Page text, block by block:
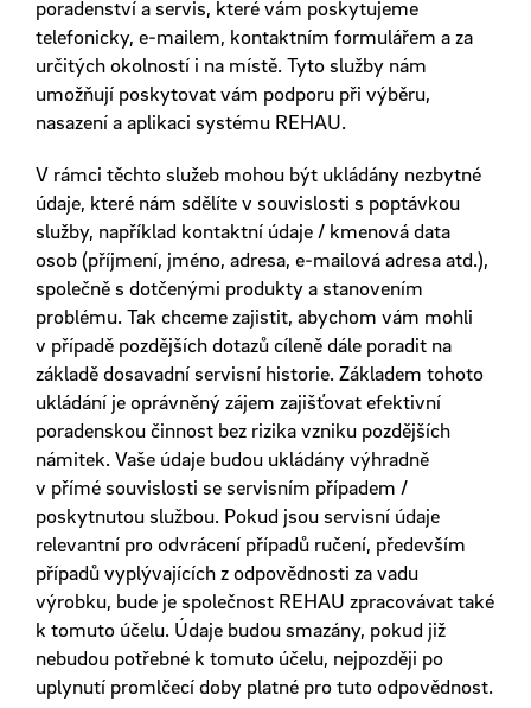
poradenství a servis, které vám poskytujeme
telefonicky, e-mailem, kontaktním formulářem a za
určitých okolností i na místě. Tyto služby nám
umožňují poskytovat vám podporu při výběru,
nasazení a aplikaci systému REHAU.
V rámci těchto služeb mohou být ukládány nezbytné
údaje, které nám sdělíte v souvislosti s poptávkou
služby, například kontaktní údaje / kmenová data
osob (příjmení, jméno, adresa, e-mailová adresa atd.),
společně s dotčenými produkty a stanovením
problému. Tak chceme zajistit, abychom vám mohli
v případě pozdějších dotazů cíleně dále poradit na
základě dosavadní servisní historie. Základem tohoto
ukládání je oprávněný zájem zajišťovat efektivní
poradenskou činnost bez rizika vzniku pozdějších
námitek. Vaše údaje budou ukládány výhradně
v přímé souvislosti se servisním případem /
poskytnutou službou. Pokud jsou servisní údaje
relevantní pro odvrácení případů ručení, především
případů vyplývajících z odpovědnosti za vadu
výrobku, bude je společnost REHAU zpracovávat také
k tomuto účelu. Údaje budou smazány, pokud již
nebudou potřebné k tomuto účelu, nejpozději po
uplynutí promlčecí doby platné pro tuto odpovědnost.